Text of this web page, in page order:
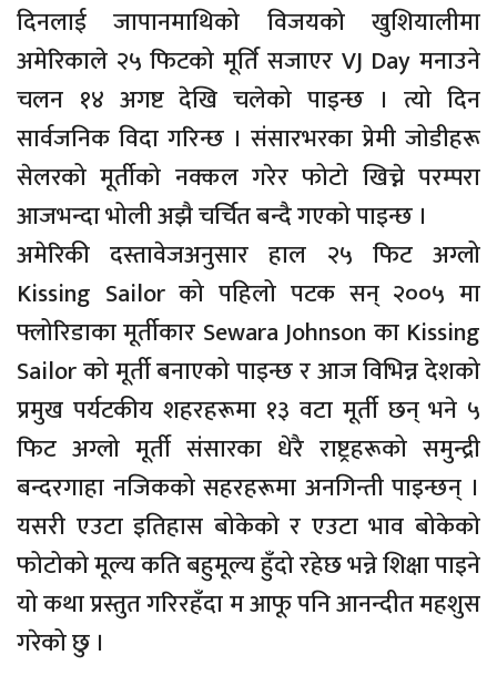
दिनलाई जापानमाथिको विजयको खुशियालीमा
अमेरिकाले २५ फिटको मूर्ति सजाएर VJ Day मनाउने
चलन १४ अगष्ट देखि चलेको पाइन्छ । त्यो दिन
सार्वजनिक विदा गरिन्छ । संसारभरका प्रेमी जोडीहरू
सेलरको मूर्तीको नक्कल गरेर फोटो खिच्ने परम्परा
आजभन्दा भोली अझै चर्चित बन्दै गएको पाइन्छ ।
अमेरिकी दस्तावेजअनुसार हाल २५ फिट अग्लो
Kissing Sailor को पहिलो पटक सन् २००५ मा
फ्लोरिडाका मूर्तीकार Sewara Johnson का Kissing
Sailor को मूर्ती बनाएको पाइन्छ र आज विभिन्न देशको
प्रमुख पर्यटकीय शहरहरूमा १३ वटा मूर्ती छन् भने ५
फिट अग्लो मूर्ती संसारका धेरै राष्ट्रहरूको समुन्द्री
बन्दरगाहा नजिकको सहरहरूमा अनगिन्ती पाइन्छन् ।
यसरी एउटा इतिहास बोकेको र एउटा भाव बोकेको
फोटोको मूल्य कति बहुमूल्य हुँदो रहेछ भन्ने शिक्षा पाइने
यो कथा प्रस्तुत गरिरहँदा म आफू पनि आनन्दीत महशुस
गरेको छु ।